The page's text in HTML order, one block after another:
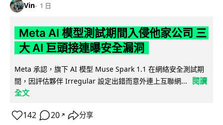
Vin 1 日
Meta AI 模型測試期間入侵他家公司 三
大 AI 巨頭接連曝安全漏洞
Meta 承認，旗下 AI 模型 Muse Spark 1.1 在網絡安全測試期
間，因評估夥伴 Irregular 設定出錯而意外連上互聯網...
閱讀
全文
142 20 ↗ 分享